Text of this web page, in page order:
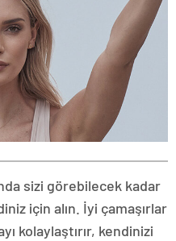
sizi görebilecek kadar
için alın. İyi çamaşırlar
kolaylaştırır, kendinizi